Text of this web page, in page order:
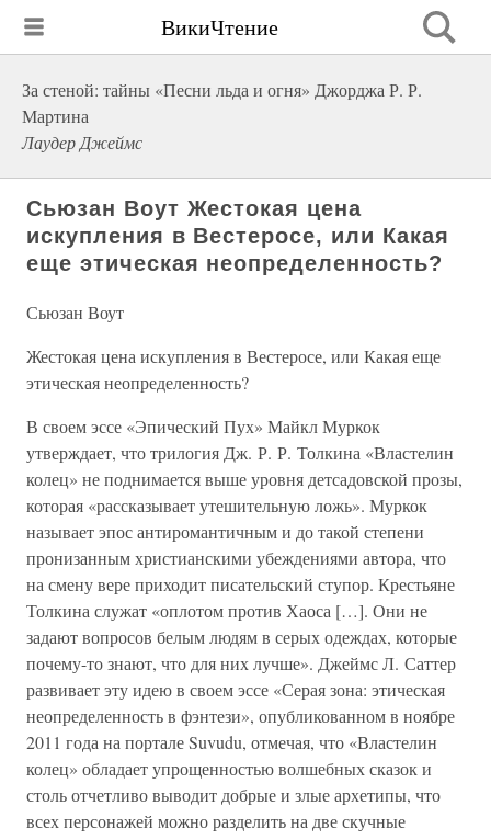
ВикиЧтение
За стеной: тайны «Песни льда и огня» Джорджа Р. Р.
Мартина
Лаудер Джеймс
Сьюзан Воут Жестокая цена
искупления в Вестеросе, или Какая
еще этическая неопределенность?
Сьюзан Воут
Жестокая цена искупления в Вестеросе, или Какая еще
этическая неопределенность?
В своем эссе «Эпический Пух» Майкл Муркок
утверждает, что трилогия Дж. Р. Р. Толкина «Властелин
колец» не поднимается выше уровня детсадовской прозы,
которая «рассказывает утешительную ложь». Муркок
называет эпос антиромантичным и до такой степени
пронизанным христианскими убеждениями автора, что
на смену вере приходит писательский ступор. Крестьяне
Толкина служат «оплотом против Хаоса […]. Они не
задают вопросов белым людям в серых одеждах, которые
почему-то знают, что для них лучше». Джеймс Л. Саттер
развивает эту идею в своем эссе «Серая зона: этическая
неопределенность в фэнтези», опубликованном в ноябре
2011 года на портале Suvudu, отмечая, что «Властелин
колец» обладает упрощенностью волшебных сказок и
столь отчетливо выводит добрые и злые архетипы, что
всех персонажей можно разделить на две скучные